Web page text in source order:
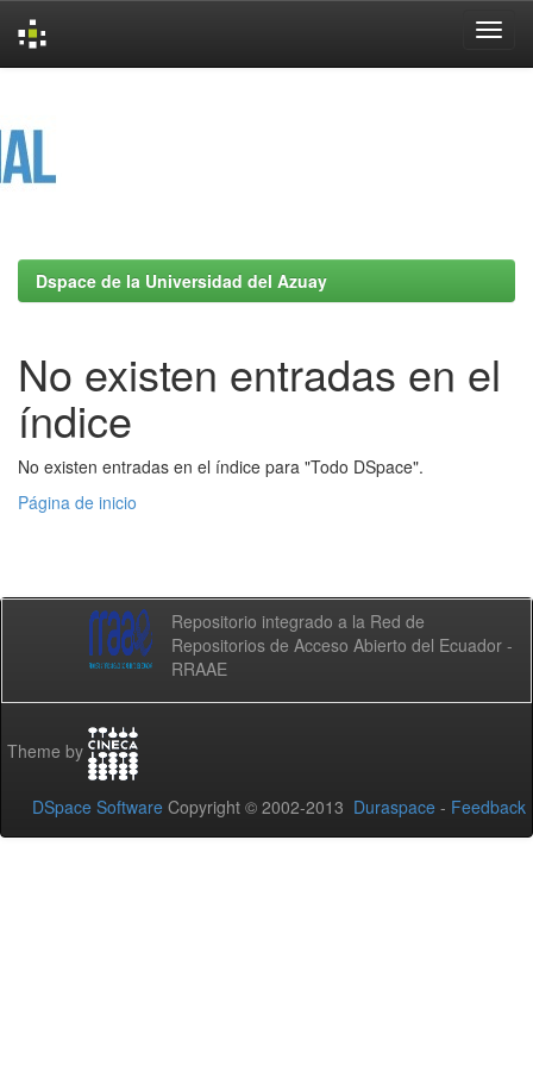
Dspace de la Universidad del Azuay
No existen entradas en el
índice
No existen entradas en el índice para "Todo DSpace".
Página de inicio
Repositorio integrado a la Red de
Repositorios de Acceso Abierto del Ecuador -
RRAAE
Theme by
DSpace Software Copyright © 2002-2013 Duraspace - Feedback